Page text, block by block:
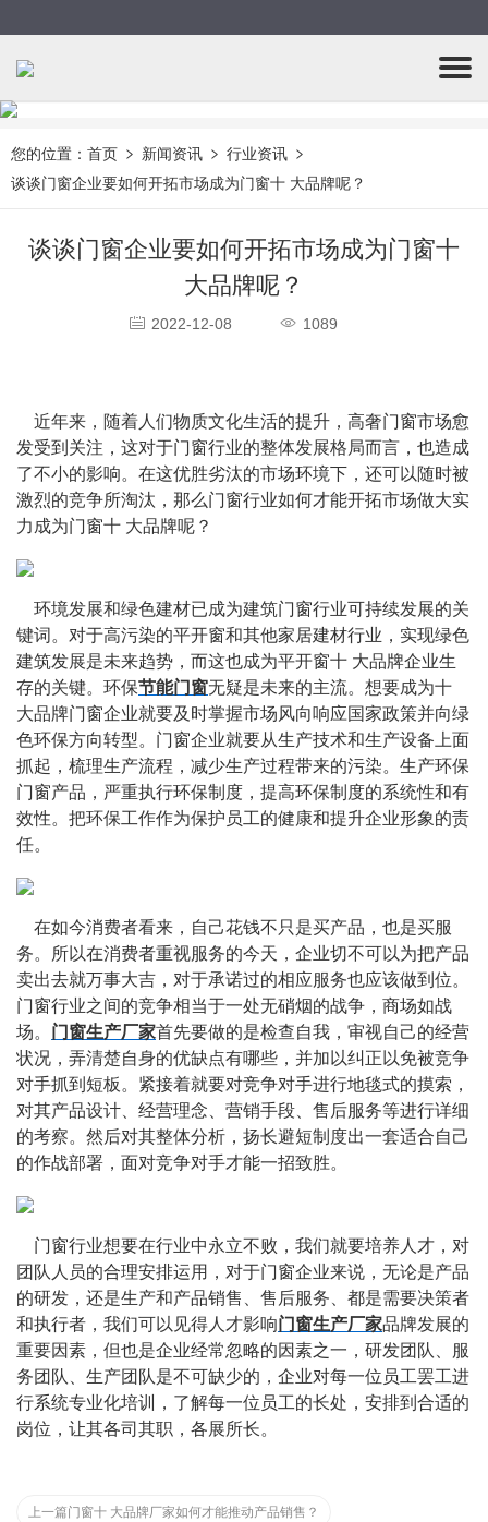
您的位置： 首页 新闻资讯
行业资讯
谈谈门窗企业要如何开拓市场成为门窗十 大品牌呢？
谈谈门窗企业要如何开拓市场成为门窗十
大品牌呢？
2022-12-08 1089
近年来，随着人们物质文化生活的提升，高奢门窗市场愈
发受到关注，这对于门窗行业的整体发展格局而言，也造成
了不小的影响。在这优胜劣汰的市场环境下，还可以随时被
激烈的竞争所淘汰，那么门窗行业如何才能开拓市场做大实
力成为门窗十 大品牌呢？
环境发展和绿色建材已成为建筑门窗行业可持续发展的关
键词。对于高污染的平开窗和其他家居建材行业，实现绿色
建筑发展是未来趋势，而这也成为平开窗十 大品牌企业生
存的关键。环保节能门窗无疑是未来的主流。想要成为十
大品牌门窗企业就要及时掌握市场风向响应国家政策并向绿
色环保方向转型。门窗企业就要从生产技术和生产设备上面
抓起，梳理生产流程，减少生产过程带来的污染。生产环保
门窗产品，严重执行环保制度，提高环保制度的系统性和有
效性。把环保工作作为保护员工的健康和提升企业形象的责
任。
在如今消费者看来，自己花钱不只是买产品，也是买服
务。所以在消费者重视服务的今天，企业切不可以为把产品
卖出去就万事大吉，对于承诺过的相应服务也应该做到位。
门窗行业之间的竞争相当于一处无硝烟的战争，商场如战
场。 门窗生产厂家首先要做的是检查自我，审视自己的经营
状况，弄清楚自身的优缺点有哪些，并加以纠正以免被竞争
对手抓到短板。紧接着就要对竞争对手进行地毯式的摸索，
对其产品设计、经营理念、营销手段、售后服务等进行详细
的考察。然后对其整体分析，扬长避短制度出一套适合自己
的作战部署，面对竞争对手才能一招致胜。
门窗行业想要在行业中永立不败，我们就要培养人才，对
团队人员的合理安排运用，对于门窗企业来说，无论是产品
的研发，还是生产和产品销售、售后服务、都是需要决策者
和执行者，我们可以见得人才影响门窗生产厂家品牌发展的
重要因素，但也是企业经常忽略的因素之一，研发团队、服
务团队、生产团队是不可缺少的，企业对每一位员工罢工进
行系统专业化培训，了解每一位员工的长处，安排到合适的
岗位，让其各司其职，各展所长。
上一篇门窗十 大品牌厂家如何才能推动产品销售？